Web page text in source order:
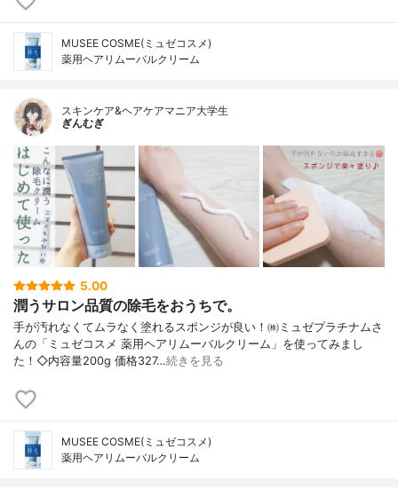
MUSEE COSME(ミュゼコスメ)
薬用ヘアリムーバルクリーム
スキンケア&ヘアケアマニア大学生
ぎんむぎ
5.00
潤うサロン品質の除毛をおうちで。
手が汚れなくてムラなく塗れるスポンジが良い！㈱ミュゼプラチナムさ
んの「ミュゼコスメ 薬用ヘアリムーバルクリーム」を使ってみまし
た！◇内容量200g 価格327…続きを見る
MUSEE COSME(ミュゼコスメ)
薬用ヘアリムーバルクリーム